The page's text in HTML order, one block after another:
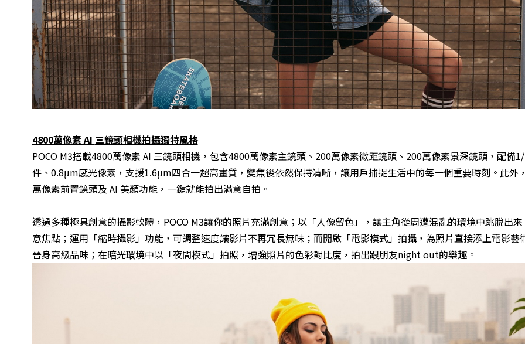
4800萬像素AI 三鏡頭相機拍攝獨特風格
POCO M3搭載4800萬像素 AI 三鏡頭相機，包含4800萬像素主鏡頭、200萬像素微距鏡頭、200萬像素景深鏡頭，配備
件、0.8μm感光像素，支援1.6μm四合一超高畫質，變焦後依然保持清晰，讓用戶捕捉生活中的每一個重要時刻。此外
萬像素前置鏡頭及 AI 美顏功能，一鍵就能拍出滿意自拍。
透過多種極具創意的攝影軟體，POCO M3讓你的照片充滿創意；以「人像留色」，讓主角從周遭混亂的環境中跳脫出
意焦點；運用「縮時攝影」功能，可調整速度讓影片不再冗長無味；而開啟「電影模式」拍攝，為照片直接添上電影藝
晉身高級品味；在暗光環境中以「夜間模式」拍照，增強照片的色彩對比度，拍出跟朋友night out的樂趣。